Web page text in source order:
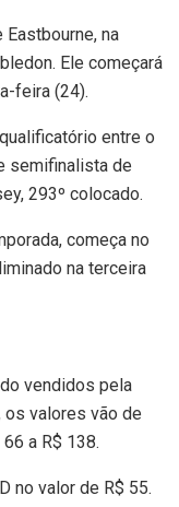
na
Ele começará
feira (24).
entre o
semifinalista de
293º colocado.
começa no
na terceira
vendidos pela
valores vão de
a R$ 138.
no valor de R$ 55.